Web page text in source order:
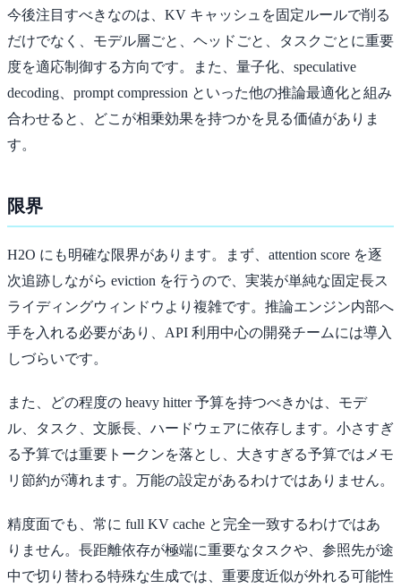
今後注目すべきなのは、KV キャッシュを固定ルールで削る
だけでなく、モデル層ごと、ヘッドごと、タスクごとに重要
度を適応制御する方向です。また、量子化、speculative
decoding、prompt compression といった他の推論最適化と組み
合わせると、どこが相乗効果を持つかを見る価値がありま
す。
限界
H2O にも明確な限界があります。まず、attention score を逐
次追跡しながら eviction を行うので、実装が単純な固定長ス
ライディングウィンドウより複雑です。推論エンジン内部へ
手を入れる必要があり、API 利用中心の開発チームには導入
しづらいです。
また、どの程度の heavy hitter 予算を持つべきかは、モデ
ル、タスク、文脈長、ハードウェアに依存します。小さすぎ
る予算では重要トークンを落とし、大きすぎる予算ではメモ
リ節約が薄れます。万能の設定があるわけではありません。
精度面でも、常に full KV cache と完全一致するわけではあ
りません。長距離依存が極端に重要なタスクや、参照先が途
中で切り替わる特殊な生成では、重要度近似が外れる可能性